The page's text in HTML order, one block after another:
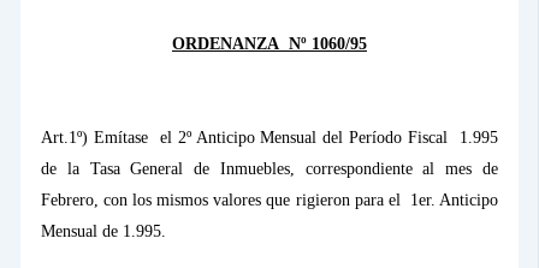
ORDENANZA Nº 1060/95
Art.1º) Emítase el 2º Anticipo Mensual del Período Fiscal
1.995
de la Tasa General de Inmuebles, correspondiente al mes de
Febrero, con los mismos valores que rigieron para el
1er. Anticipo
Mensual de 1.995.